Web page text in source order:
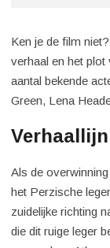
Ken je de film
verhaal en het
aantal bekende
Green, Lena
Verhaallijn
Als de
het Perzische
zuidelijke richting
die dit ruige leger